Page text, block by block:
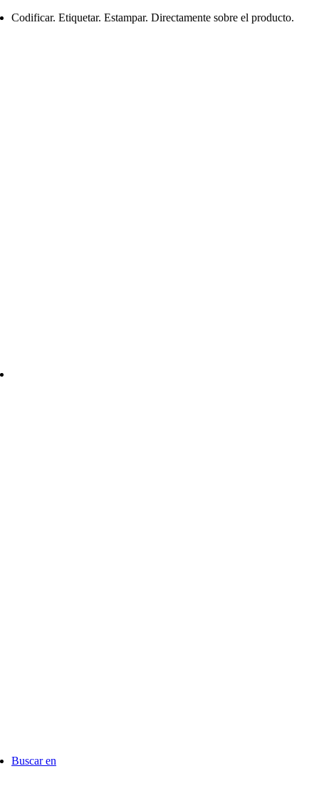
Codificar. Etiquetar. Estampar. Directamente sobre el producto.
Buscar en